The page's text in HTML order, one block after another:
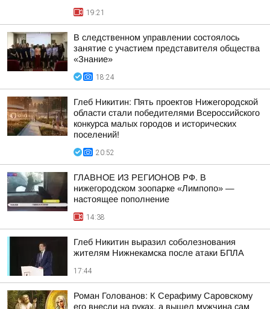
19:21
В следственном управлении состоялось
занятие с участием представителя общества
«Знание»
18:24
Глеб Никитин: Пять проектов Нижегородской
области стали победителями Всероссийского
конкурса малых городов и исторических
поселений!
20:52
ГЛАВНОЕ ИЗ РЕГИОНОВ РФ. В
нижегородском зоопарке «Лимпопо» —
настоящее пополнение
14:38
Глеб Никитин выразил соболезнования
жителям Нижнекамска после атаки БПЛА
17:44
Роман Голованов: К Серафиму Саровскому
его внесли на руках, а вышел мужчина сам